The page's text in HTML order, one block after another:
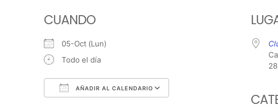
CUANDO
05-Oct (Lun)
Todo el día
AÑADIR AL CALENDARIO